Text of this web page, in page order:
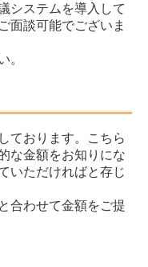
システムを導入して
面談可能でございま
。
ております。こちら
な金額をお知りにな
いただければと存じ
合わせて金額をご提